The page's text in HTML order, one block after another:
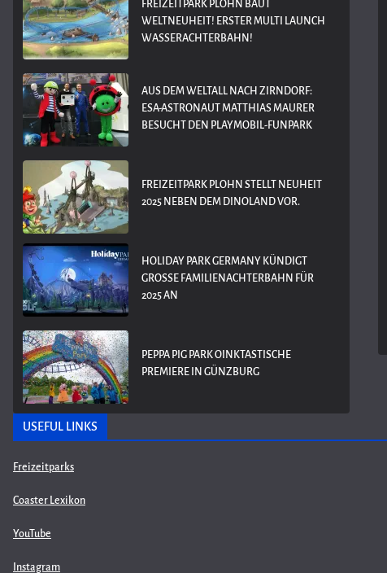
FREIZEITPARK PLOHN BAUT
WELTNEUHEIT! ERSTER MULTI LAUNCH
WASSERACHTERBAHN!
AUS DEM WELTALL NACH ZIRNDORF:
ESA-ASTRONAUT MATTHIAS MAURER
BESUCHT DEN PLAYMOBIL-FUNPARK
FREIZEITPARK PLOHN STELLT NEUHEIT
2025 NEBEN DEM DINOLAND VOR.
HOLIDAY PARK GERMANY KÜNDIGT
GROSSE FAMILIENACHTERBAHN FÜR 2
025 AN
PEPPA PIG PARK OINKTASTISCHE
PREMIERE IN GÜNZBURG
USEFUL LINKS
Freizeitparks
Coaster Lexikon
YouTube
Instagram